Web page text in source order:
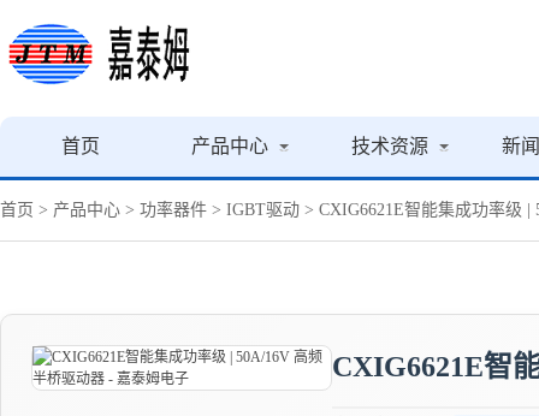
首页 产品中心 技术资源 新
首页 > 产品中心 > 功率器件 > IGBT驱动 > CXIG6621E智能集成功率级
CXIG6621E智